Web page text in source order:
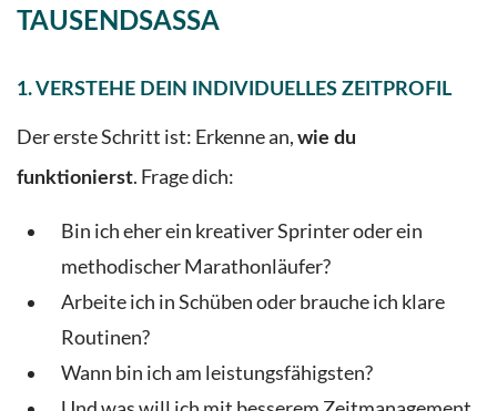
TAUSENDSASSA
1.VERSTEHE DEIN INDIVIDUELLES ZEITPROFIL
Der erste Schritt ist: Erkenne an, wie du
funktionierst. Frage dich:
Bin ich eher ein kreativer Sprinter oder ein
methodischer Marathonläufer?
Arbeite ich in Schüben oder brauche ich klare
Routinen?
Wann bin ich am leistungsfähigsten?